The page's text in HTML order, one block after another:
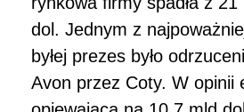
dol. Jednym z
byłej prezes było
Avon przez Coty. W opinii